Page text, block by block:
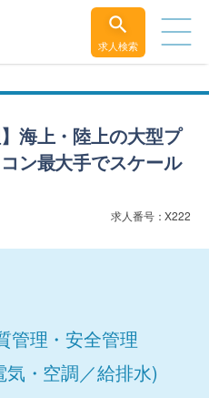
求人検索
海上・陸上の大型プ
ン最大手でスケール
求人番号：X222
管理・安全管理
・空調／給排水)